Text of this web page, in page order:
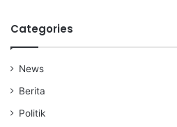
Categories
News
Berita
Politik